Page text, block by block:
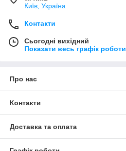
Київ, Україна
Контакти
Сьогодні вихідний
Показати весь графік роботи
Про нас
Контакти
Доставка та оплата